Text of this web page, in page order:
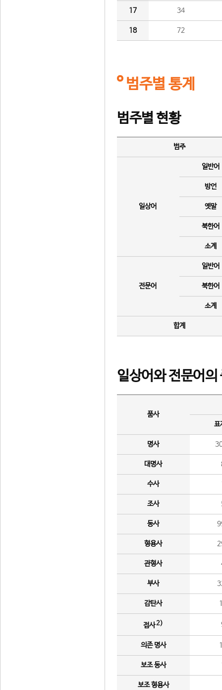
17 34
18 72
범주별 통계
범주별 현황
범주
일상어
일반어
방언
옛말
북한어
소계
전문어
일반어
북한어
소계
합계
일상어와 전문어의
품사
표
명사
대명사
수사
조사
동사
형용사
관형사
부사
감탄사
접사2)
의존 명사
보조 동사
보조 형용사